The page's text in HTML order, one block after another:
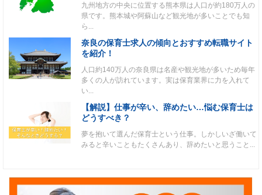
九州地方の中央に位置する熊本県は人口が約180万人の
県です。熊本城や阿蘇山など観光地が多いことでも知
ら...
奈良の保育士求人の傾向とおすすめ転職サイト
を紹介！
人口約140万人の奈良県は名産や観光地が多いため毎年
多くの人が訪れています。実は保育業界に力を入れて
い...
【解説】仕事が辛い、辞めたい…悩む保育士は
どうすべき？
夢を抱いて選んだ保育士という仕事。しかしいざ働いて
みると辛いこともたくさんあり、辞めたいと思うこと...